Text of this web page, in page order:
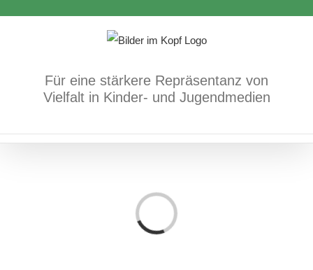
Für eine stärkere Repräsentanz von
Vielfalt in Kinder- und Jugendmedien
Loading...